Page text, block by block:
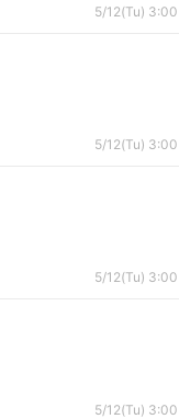
5/12(Tu) 3:00
5/12(Tu) 3:00
5/12(Tu) 3:00
5/12(Tu) 3:00